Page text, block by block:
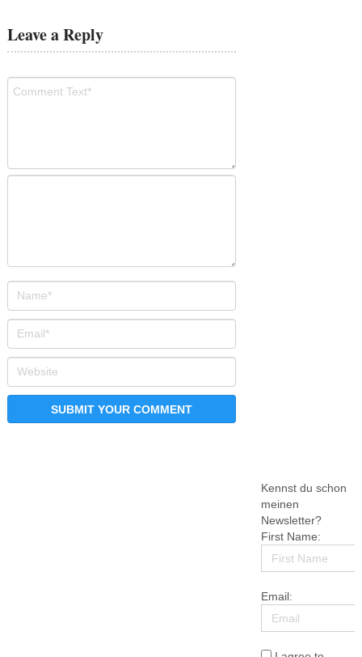
Leave a Reply
Kennst du schon
meinen
Newsletter?
First Name:
Email: